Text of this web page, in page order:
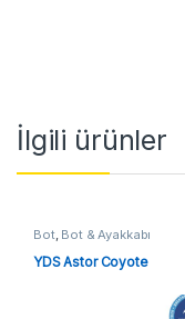
İlgili ürünler
Bot, Bot & Ayakkabı
YDS Astor Coyote